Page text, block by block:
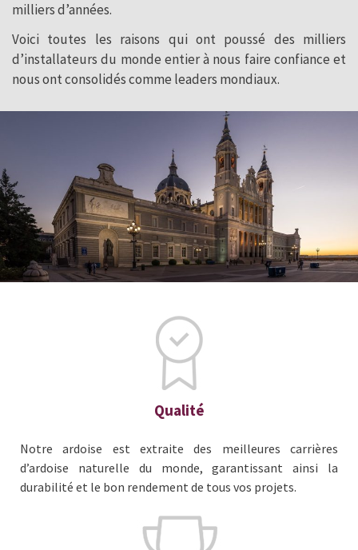
milliers d’années.
Voici toutes les raisons qui ont poussé des milliers
d’installateurs du monde entier à nous faire confiance et
nous ont consolidés comme leaders mondiaux.
Qualité
Notre ardoise est extraite des meilleures carrières
d’ardoise naturelle du monde, garantissant ainsi la
durabilité et le bon rendement de tous vos projets.